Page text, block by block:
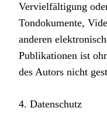
Vervielfältigung
Tondokumente,
anderen
Publikationen ist
des Autors nicht
4. Datenschutz